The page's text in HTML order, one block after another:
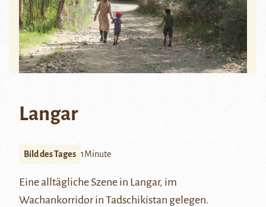
Langar
Bild des Tages 1Minute
Eine alltägliche Szene in Langar, im
Wachankorridor in Tadschikistan gelegen.